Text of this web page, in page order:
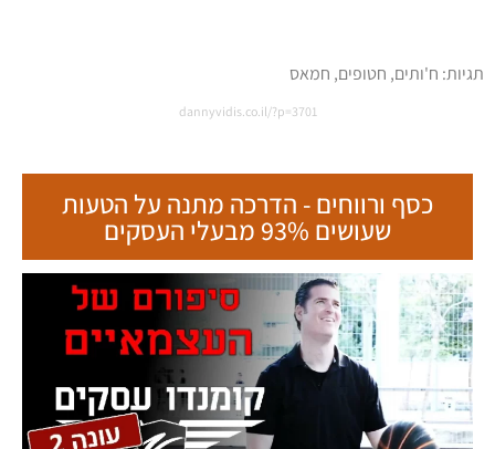
תגיות: ח'ותים, חטופים, חמאס
dannyvidis.co.il/?p=3701
כסף ורווחים - הדרכה מתנה על הטעות
שעושים 93% מבעלי העסקים